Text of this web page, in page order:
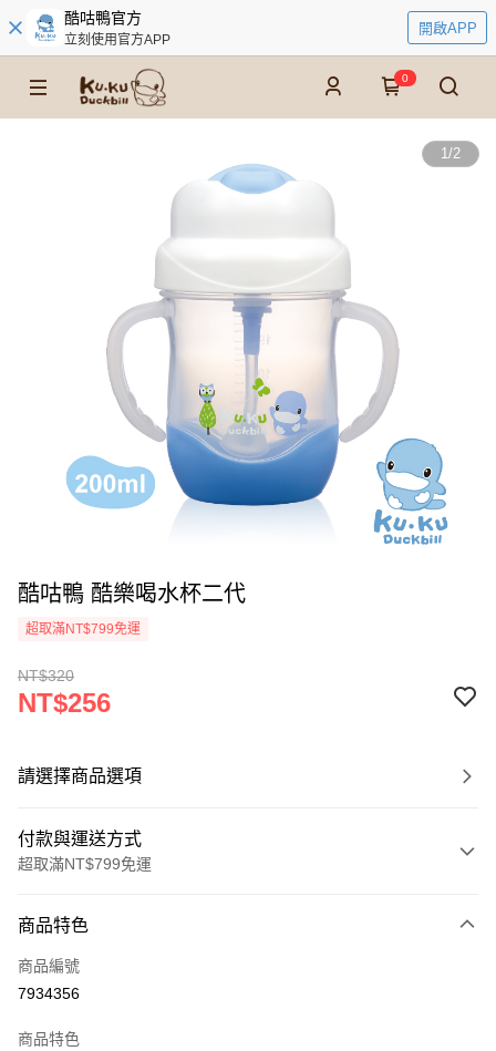
酷咕鴨官方
立刻使用官方APP
開啟APP
0
1/2
酷咕鴨 酷樂喝水杯二代
超取滿NT$799免運
NT$320
NT$256
請選擇商品選項
付款與運送方式
超取滿NT$799免運
信用卡一次付款
超商取貨付款
商品特色
商品編號
7934356
商品特色